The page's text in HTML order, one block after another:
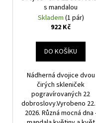
s mandalou
Skladem (1 pár)
922 Kč
DO KOŠÍKU
Nádherná dvojice dvou
čirých skleniček
pogravírovaných 22
dobroslovy.Vyrobeno
2026. Různá mocná dna